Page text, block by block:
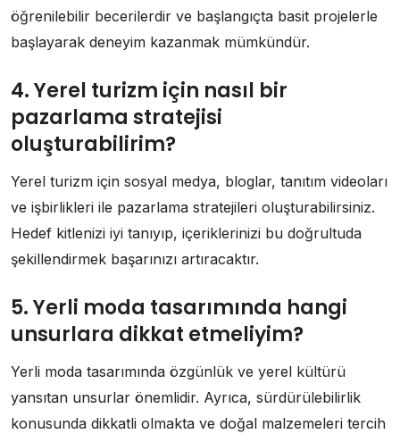
öğrenilebilir becerilerdir ve başlangıçta basit projelerle
başlayarak deneyim kazanmak mümkündür.
4. Yerel turizm için nasıl bir
pazarlama stratejisi
oluşturabilirim?
Yerel turizm için sosyal medya, bloglar, tanıtım videoları
ve işbirlikleri ile pazarlama stratejileri oluşturabilirsiniz.
Hedef kitlenizi iyi tanıyıp, içeriklerinizi bu doğrultuda
şekillendirmek başarınızı artıracaktır.
5. Yerli moda tasarımında hangi
unsurlara dikkat etmeliyim?
Yerli moda tasarımında özgünlük ve yerel kültürü
yansıtan unsurlar önemlidir. Ayrıca, sürdürülebilirlik
konusunda dikkatli olmakta ve doğal malzemeleri tercih